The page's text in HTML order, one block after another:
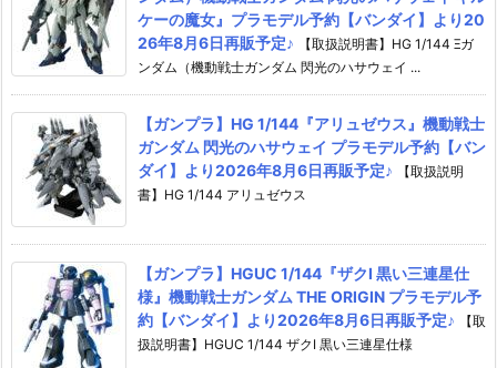
ケーの魔女』プラモデル予約【バンダイ】より20
26年8月6日再販予定♪
【取扱説明書】HG 1/144 Ξガ
ンダム（機動戦士ガンダム 閃光のハサウェイ ...
【ガンプラ】HG 1/144『アリュゼウス』機動戦士
ガンダム 閃光のハサウェイ プラモデル予約【バン
ダイ】より2026年8月6日再販予定♪
【取扱説明
書】HG 1/144 アリュゼウス
【ガンプラ】HGUC 1/144『ザクI 黒い三連星仕
様』機動戦士ガンダム THE ORIGIN プラモデル予
約【バンダイ】より2026年8月6日再販予定♪
【取
扱説明書】HGUC 1/144 ザクI 黒い三連星仕様